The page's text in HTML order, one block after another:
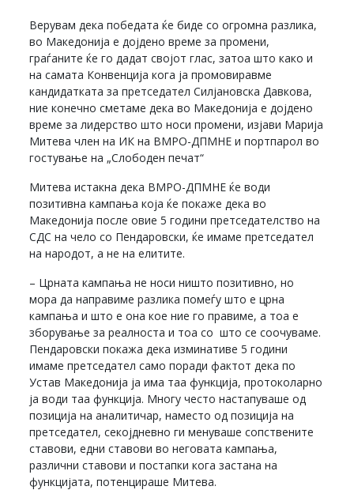
Верувам дека победата ќе биде со огромна разлика,
во Македонија е дојдено време за промени,
граѓаните ќе го дадат својот глас, затоа што како и
на самата Конвенција кога ја промовиравме
кандидатката за претседател Силјановска Давкова,
ние конечно сметаме дека во Македонија е дојдено
време за лидерство што носи промени, изјави Марија
Митева член на ИК на ВМРО-ДПМНЕ и портпарол во
гостување на „Слободен печат“
Митева истакна дека ВМРО-ДПМНЕ ќе води
позитивна кампања која ќе покаже дека во
Македонија после овие 5 години претседателство на
СДС на чело со Пендаровски, ќе имаме претседател
на народот, а не на елитите.
– Црната кампања не носи ништо позитивно, но
мора да направиме разлика помеѓу што е црна
кампања и што е она кое ние го правиме, а тоа е
зборување за реалноста и тоа со што се соочуваме.
Пендаровски покажа дека изминативе 5 години
имаме претседател само поради фактот дека по
Устав Македонија ја има таа функција, протоколарно
ја води таа функција. Многу често настапуваше од
позиција на аналитичар, наместо од позиција на
претседател, секојдневно ги менуваше сопствените
ставови, едни ставови во неговата кампања,
различни ставови и постапки кога застана на
функцијата, потенцираше Митева.